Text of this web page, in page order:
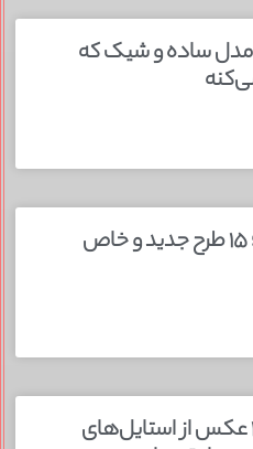
عروس اروپایی؛ ۱۵ مدل ساده و شیک که
تزئین پلو مجلسی شیک؛ ۱۵ طرح جدید و خاص
سرهمی شیک جذاب؛ ۱۵ عکس از استایل‌های